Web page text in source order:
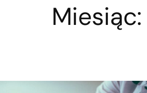
Miesiąc: